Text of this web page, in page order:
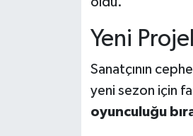
Yeni
Sanatçının
yeni sezon için
oyunculuğu